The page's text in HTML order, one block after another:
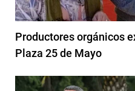
Productores orgánicos
Plaza 25 de Mayo